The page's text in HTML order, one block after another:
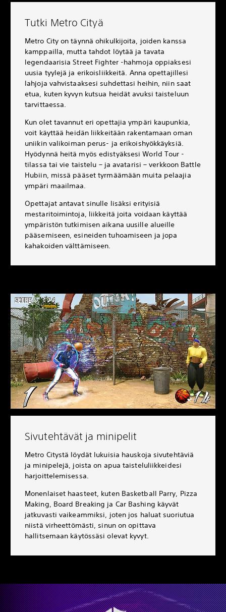
Tutki Metro Cityä
Metro City on täynnä ohikulkijoita, joiden kanssa
kamppailla, mutta tahdot löytää ja tavata
legendaarisia Street Fighter -hahmoja oppiaksesi
uusia tyylejä ja erikoisliikkeitä. Anna opettajillesi
lahjoja vahvistaaksesi suhdettasi heihin, niin saat
etua, kuten kyvyn kutsua heidät avuksi taisteluun
tarvittaessa.
Kun olet tavannut eri opettajia ympäri kaupunkia,
voit käyttää heidän liikkeitään rakentamaan oman
uniikin valikoiman perus- ja erikoishyökkäyksiä.
Hyödynnä heitä myös edistyäksesi World Tour -
tilassa tai vie taistelu – ja avatarisi – verkkoon Battle
Hubiin, missä pääset tyrmäämään muita pelaajia
ympäri maailmaa.
Opettajat antavat sinulle lisäksi erityisiä
mestaritoimintoja, liikkeitä joita voidaan käyttää
ympäristön tutkimisen aikana uusille alueille
pääsemiseen, esineiden tuhoamiseen ja jopa
kahakoiden välttämiseen.
Sivutehtävät ja minipelit
Metro Citystä löydät lukuisia hauskoja sivutehtäviä
ja minipelejä, joista on apua taisteluliikkeidesi
harjoittelemisessa.
Monenlaiset haasteet, kuten Basketball Parry, Pizza
Making, Board Breaking ja Car Bashing käyvät
jatkuvasti vaikeammiksi, joten jos haluat suoriutua
niistä virheettömästi, sinun on opittava
hallitsemaan käytössäsi olevat kyvyt.